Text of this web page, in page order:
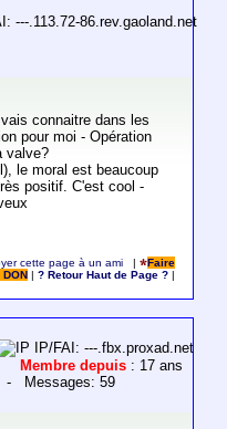
---.113.72-86.rev.gaoland.net
connaitre dans les
pour moi - Opération
valve?
le moral est beaucoup
positif. C'est cool -
cette page à un ami |
Faire
DON
|? Retour Haut de Page ?
IP/FAI: ---.fbx.proxad.net
Membre depuis : 17 ans
- Messages: 59